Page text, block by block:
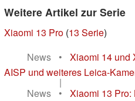
Weitere Artikel zur Serie
Xiaomi 13 Pro (13 Serie)
News
•
Xiaomi 14 und
AISP und weiteres Leica-
|
News
•
Xiaomi 13